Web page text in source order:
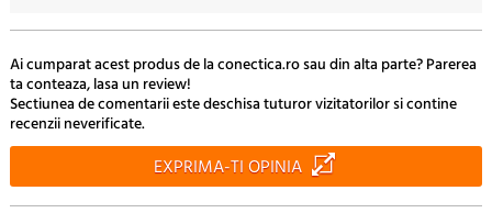
Ai cumparat acest produs de la conectica.ro sau din alta parte? Parerea
ta conteaza, lasa un review!
Sectiunea de comentarii este deschisa tuturor vizitatorilor si contine
recenzii neverificate.
EXPRIMA-TI OPINIA